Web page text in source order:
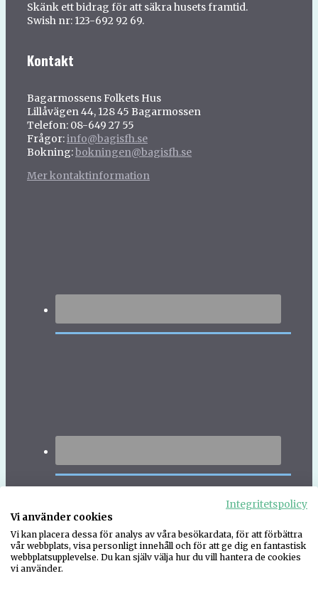
Skänk ett bidrag för att säkra husets framtid.
Swish nr: 123-692 92 69.
Kontakt
Bagarmossens Folkets Hus
Lillåvägen 44, 128 45 Bagarmossen
Telefon: 08-649 27 55
Frågor:info@bagisfh.se
Bokning:bokningen@bagisfh.se
Mer kontaktinformation
Integritetspolicy
Vi använder cookies
Vi kan placera dessa för analys av våra besökardata, för att förbättra
vår webbplats, visa personligt innehåll och för att ge dig en fantastisk
webbplatsupplevelse. Du kan själv välja hur du vill hantera de cookies
vi använder.